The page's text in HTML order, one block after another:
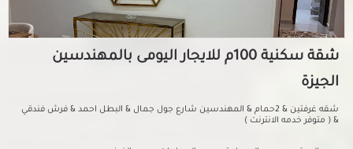
شقة سكنية 100م للايجار اليومى بالمهندسين
الجيزة
شقه غرفتين & 2حمام & المهندسين شارع جول جمال & البطل احمد & فرش فندقي
& ( متوفر خدمه الانترنت )